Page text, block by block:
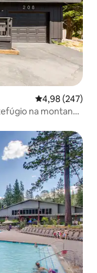
4,98 de uma
4,98 (247)
na montanha